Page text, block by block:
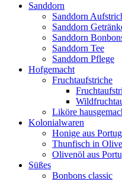
Sanddorn
Sanddorn
Sanddorn
Sanddorn
Sanddorn Tee
Sanddorn Pflege
Hofgemacht
Fruchtaufstriche
Liköre
Kolonialwaren
Honige aus
Thunfisch in
Olivenöl aus
Süßes
Bonbons classic